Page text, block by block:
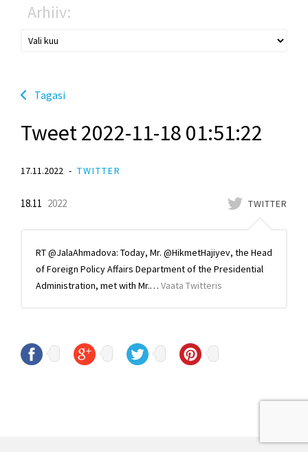
Arhiiv:
Tagasi
Tweet 2022-11-18 01:51:22
17.11.2022 TWITTER
TWITTER
18.11 2022
RT @JalaAhmadova: Today, Mr. @HikmetHajiyev, the Head
of Foreign Policy Affairs Department of the Presidential
Administration, met with Mr.… Vaata Twitteris